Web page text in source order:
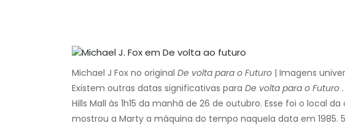
Michael J Fox no original De volta para o Futuro | Imagens
Existem outras datas significativas para De volta para o Futuro
Hills Mall às 1h15 da manhã de 26 de outubro. Esse foi o local
mostrou a Marty a máquina do tempo naquela data em 1985.